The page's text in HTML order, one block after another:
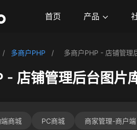
首页 产品
/ 多商户PHP / 多商户PHP - 店铺管理
- 店铺管理后台图片
商城 PC商城 商家管理-商户端